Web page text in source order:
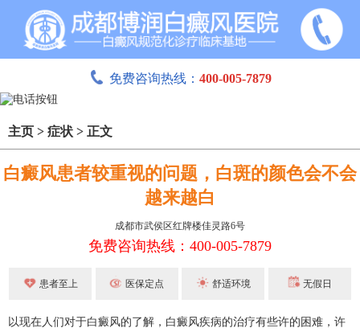
免费咨询热线： 400-005-7879
主页 > 症状 > 正文
白癜风患者较重视的问题，白斑的颜色会不会
越来越白
成都市武侯区红牌楼佳灵路6号
免费咨询热线：400-005-7879
患者至上 医保定点 舒适环境 无假日
以现在人们对于白癜风的了解，白癜风疾病的治疗有些许的困难，许